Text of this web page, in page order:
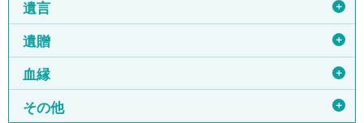
遺言 ＋
遺贈 ＋
血縁 ＋
その他 ＋